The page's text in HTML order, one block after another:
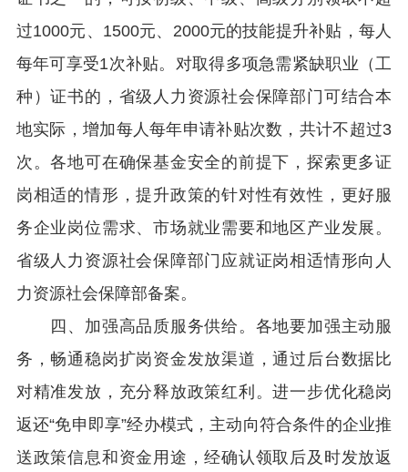
过1000元、1500元、2000元的技能提升补贴，每人
每年可享受1次补贴。对取得多项急需紧缺职业（工
种）证书的，省级人力资源社会保障部门可结合本
地实际，增加每人每年申请补贴次数，共计不超过3
次。各地可在确保基金安全的前提下，探索更多证
岗相适的情形，提升政策的针对性有效性，更好服
务企业岗位需求、市场就业需要和地区产业发展。
省级人力资源社会保障部门应就证岗相适情形向人
力资源社会保障部备案。
四、加强高品质服务供给。各地要加强主动服
务，畅通稳岗扩岗资金发放渠道，通过后台数据比
对精准发放，充分释放政策红利。进一步优化稳岗
返还“免申即享”经办模式，主动向符合条件的企业推
送政策信息和资金用途，经确认领取后及时发放返